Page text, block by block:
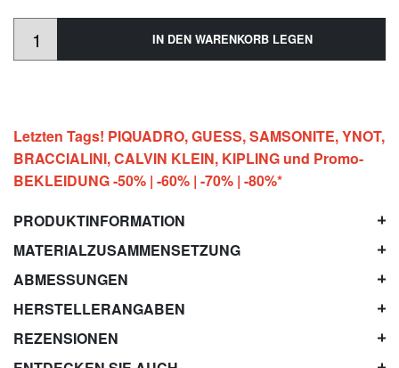
IN DEN WARENKORB LEGEN
Letzten Tags! PIQUADRO, GUESS, SAMSONITE, YNOT,
BRACCIALINI, CALVIN KLEIN, KIPLING und Promo-
BEKLEIDUNG -50% | -60% | -70% | -80%*
PRODUKTINFORMATION
MATERIALZUSAMMENSETZUNG
ABMESSUNGEN
HERSTELLERANGABEN
REZENSIONEN